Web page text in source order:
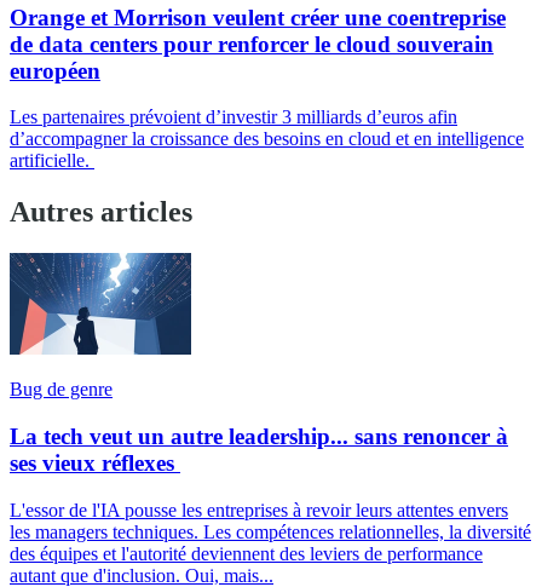
Orange et Morrison veulent créer une coentreprise
de data centers pour renforcer le cloud souverain
européen
Les partenaires prévoient d’investir 3 milliards d’euros afin
d’accompagner la croissance des besoins en cloud et en intelligence
artificielle.
Autres articles
Bug de genre
La tech veut un autre leadership... sans renoncer à
ses vieux réflexes
L'essor de l'IA pousse les entreprises à revoir leurs attentes envers
les managers techniques. Les compétences relationnelles, la diversité
des équipes et l'autorité deviennent des leviers de performance
autant que d'inclusion. Oui, mais...